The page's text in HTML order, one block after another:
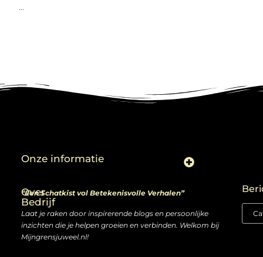
...
Over
Bedrijf
“Een Schatkist vol Betekenisvolle Verhalen”
Laat je raken door inspirerende blogs en persoonlijke
inzichten die je helpen groeien en verbinden. Welkom bij
Mijngrensjuweel.nl!
Onze informatie